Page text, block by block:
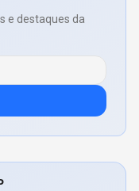
e destaques da